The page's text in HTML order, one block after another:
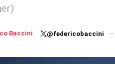
Baccini @federicobaccini